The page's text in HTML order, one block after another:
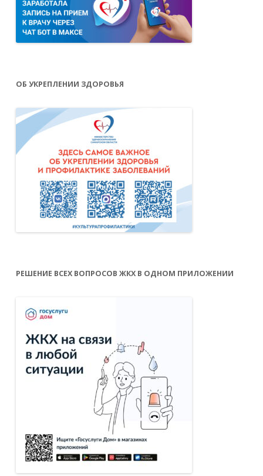
ОБ УКРЕПЛЕНИИ ЗДОРОВЬЯ
РЕШЕНИЕ ВСЕХ ВОПРОСОВ ЖКХ В ОДНОМ ПРИЛОЖЕНИИ